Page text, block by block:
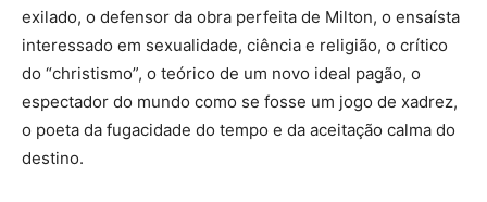
exilado, o defensor da obra perfeita de Milton, o ensaísta
interessado em sexualidade, ciência e religião, o crítico
do “christismo”, o teórico de um novo ideal pagão, o
espectador do mundo como se fosse um jogo de xadrez,
o poeta da fugacidade do tempo e da aceitação calma do
destino.